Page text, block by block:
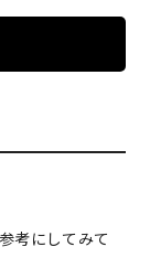
考にしてみて